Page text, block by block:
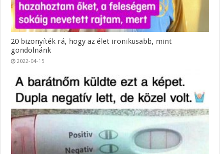
20 bizonyíték rá, hogy az élet ironikusabb, mint
gondolnánk
2022-04-15